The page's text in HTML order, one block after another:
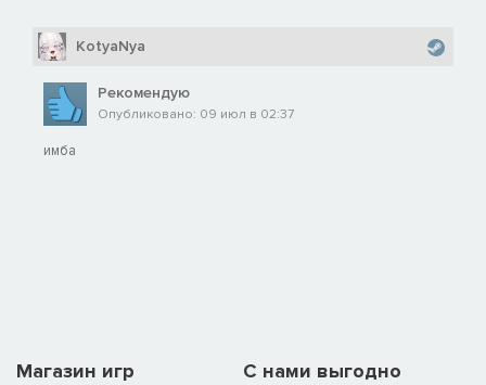
KotyaNya
Рекомендую
Опубликовано: 09 июл в 02:37
имба
Магазин игр C нами выгодно